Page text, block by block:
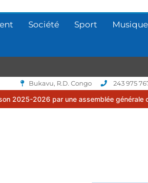
Société Sport Musique
Bukavu, R.D. Congo 243 975
une assemblée générale ordinaire.